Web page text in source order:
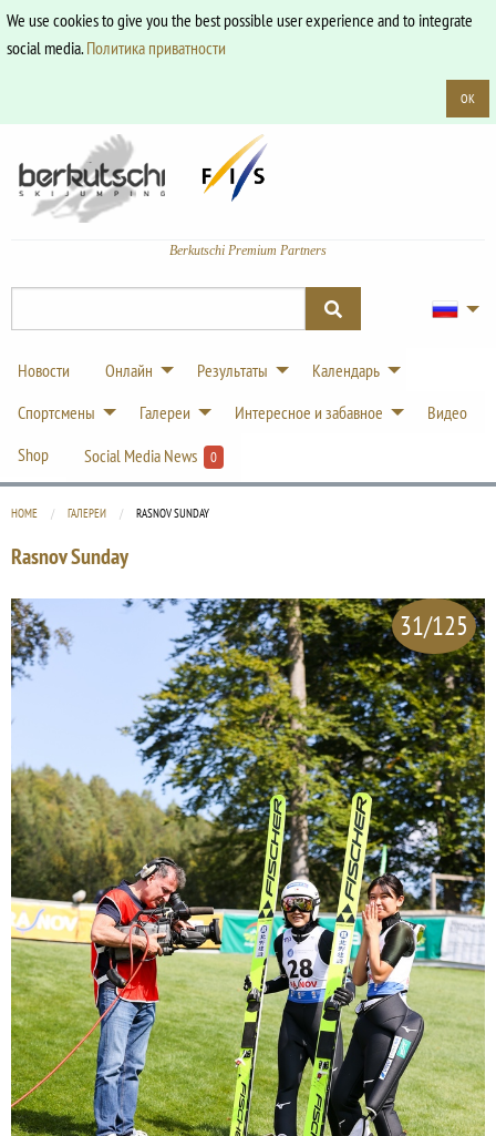
We use cookies to give you the best possible user experience and to integrate
social media.Политика приватности
OK
Berkutschi Premium Partners
Новости Онлайн Результаты
Календарь
Спортсмены
Галереи Интересное и забавное
Видео
Shop
Social Media News 0
HOME ГАЛЕРЕИ CURRENT:
RASNOV SUNDAY
Rasnov Sunday
31/125